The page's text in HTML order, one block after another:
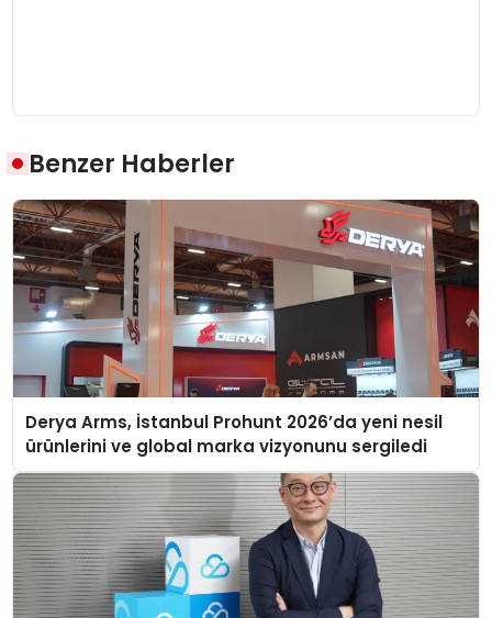
Benzer Haberler
Derya Arms, İstanbul Prohunt 2026’da yeni nesil
ürünlerini ve global marka vizyonunu sergiledi